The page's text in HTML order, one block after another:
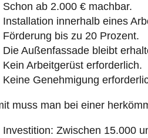
Schon ab 2.000 € machbar.
Installation innerhalb eines
Förderung bis zu 20 Prozent.
Die Außenfassade bleibt
Kein Arbeitgerüst erforderlich.
Keine Genehmigung
muss man bei einer
Investition: Zwischen 15.000